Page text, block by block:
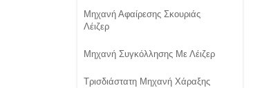
Μηχανή Αφαίρεσης Σκουριάς
Λέιζερ
Μηχανή Συγκόλλησης Με Λέιζερ
Τρισδιάστατη Μηχανή Χάραξης